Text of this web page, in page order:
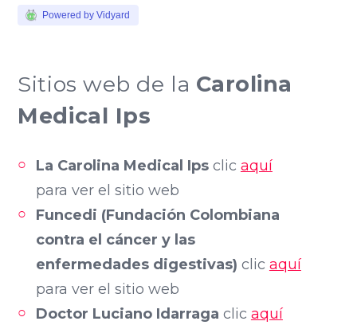
Powered by Vidyard
Sitios web de la Carolina
Medical Ips
La Carolina Medical Ipsclic aquí
para ver el sitio web
Funcedi (Fundación Colombiana
contra el cáncer y las
enfermedades digestivas) clic aquí
para ver el sitio web
Doctor Luciano Idarraga clic aquí